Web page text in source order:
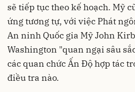
sẽ tiếp tục theo kế hoạch. Mỹ
ứng tương tự, với việc Phát
An ninh Quốc gia Mỹ John
Washington "quan ngại sâu
các quan chức Ấn Độ hợp tác
điều tra nào.